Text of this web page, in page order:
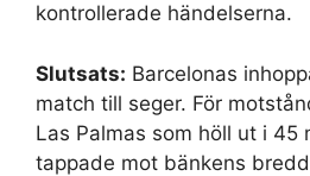
kontrollerade händelserna.
Slutsats: Barcelonas
match till seger. För
Las Palmas som höll ut i 45
tappade mot bänkens